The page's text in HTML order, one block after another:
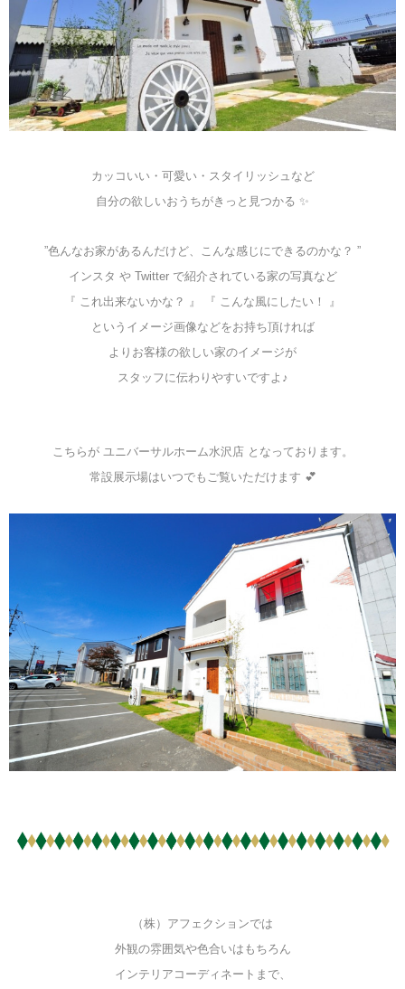
カッコいい・可愛い・スタイリッシュなど
自分の欲しいおうちがきっと見つかる ✨
”色んなお家があるんだけど、こんな感じにできるのかな？ ”
インスタ や Twitter で紹介されている家の写真など
『 これ出来ないかな？ 』 『 こんな風にしたい！ 』
というイメージ画像などをお持ち頂ければ
よりお客様の欲しい家のイメージが
スタッフに伝わりやすいですよ♪
こちらが ユニバーサルホーム水沢店 となっております。
常設展示場はいつでもご覧いただけます 💕
（株）アフェクションでは
外観の雰囲気や色合いはもちろん
インテリアコーディネートまで、